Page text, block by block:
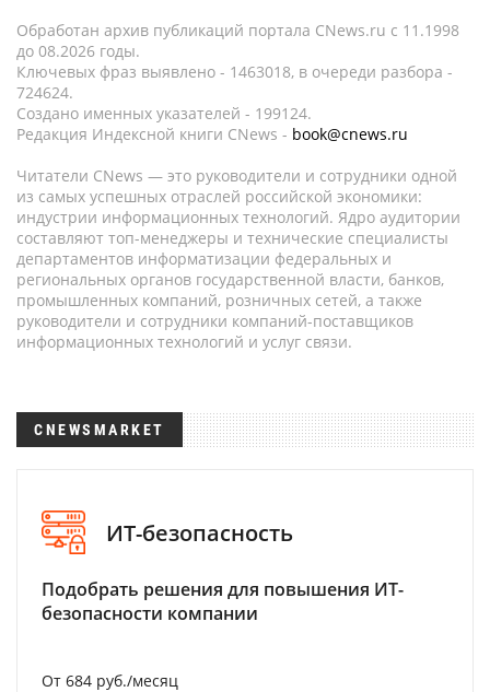
Обработан архив публикаций портала CNews.ru c 11.1998
до 08.2026 годы.
Ключевых фраз выявлено - 1463018, в очереди разбора -
724624.
Создано именных указателей - 199124.
Редакция Индексной книги CNews - book@cnews.ru
Читатели CNews — это руководители и сотрудники одной
из самых успешных отраслей российской экономики:
индустрии информационных технологий. Ядро аудитории
составляют топ-менеджеры и технические специалисты
департаментов информатизации федеральных и
региональных органов государственной власти, банков,
промышленных компаний, розничных сетей, а также
руководители и сотрудники компаний-поставщиков
информационных технологий и услуг связи.
CNEWSMARKET
ИТ-безопасность
Подобрать решения для повышения ИТ-
безопасности компании
От 684 руб./месяц